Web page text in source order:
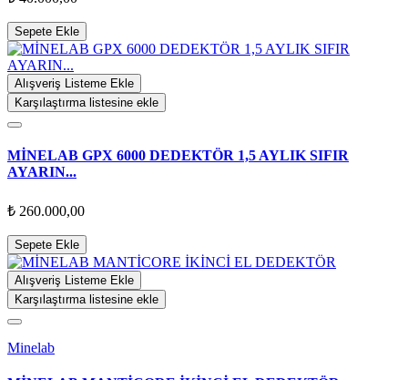
Sepete Ekle
Alışveriş Listeme Ekle
Karşılaştırma listesine ekle
MİNELAB GPX 6000 DEDEKTÖR 1,5 AYLIK SIFIR
AYARIN...
₺ 260.000,00
Sepete Ekle
Alışveriş Listeme Ekle
Karşılaştırma listesine ekle
Minelab